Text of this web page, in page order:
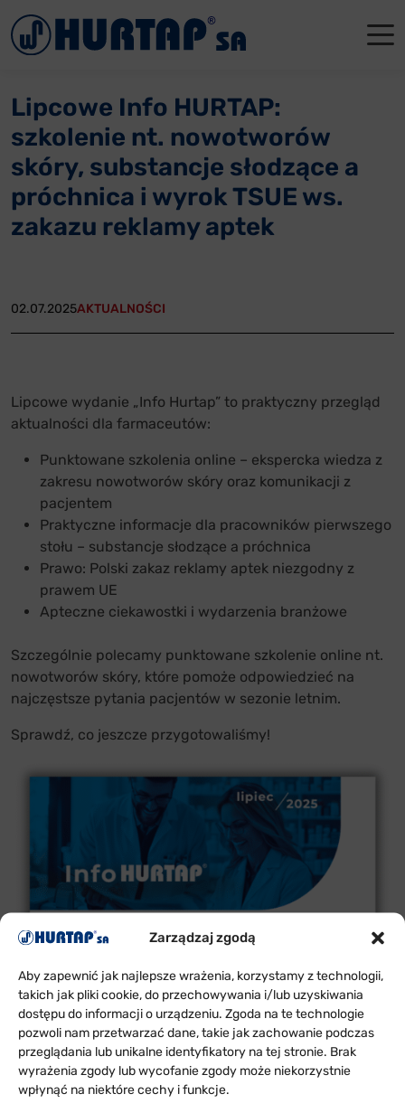
Zarządzaj zgodą
Aby zapewnić jak najlepsze wrażenia, korzystamy z technologii,
takich jak pliki cookie, do przechowywania i/lub uzyskiwania
dostępu do informacji o urządzeniu. Zgoda na te technologie
pozwoli nam przetwarzać dane, takie jak zachowanie podczas
przeglądania lub unikalne identyfikatory na tej stronie. Brak
wyrażenia zgody lub wycofanie zgody może niekorzystnie
wpłynąć na niektóre cechy i funkcje.
Lipcowe Info HURTAP:
szkolenie nt. nowotworów
skóry, substancje słodzące a
próchnica i wyrok TSUE ws.
zakazu reklamy aptek
02.07.2025AKTUALNOŚCI
Lipcowe wydanie „Info Hurtap” to praktyczny przegląd
aktualności dla farmaceutów:
Punktowane szkolenia online – ekspercka wiedza z
zakresu nowotworów skóry oraz komunikacji z
pacjentem
Praktyczne informacje dla pracowników pierwszego
stołu – substancje słodzące a próchnica
Prawo: Polski zakaz reklamy aptek niezgodny z
prawem UE
Apteczne ciekawostki i wydarzenia branżowe
Szczególnie polecamy punktowane szkolenie online nt.
nowotworów skóry, które pomoże odpowiedzieć na
najczęstsze pytania pacjentów w sezonie letnim.
Sprawdź, co jeszcze przygotowaliśmy!
Menu
Aktualności
Współpraca
Oddziały
Kontakt
Status
Głogów